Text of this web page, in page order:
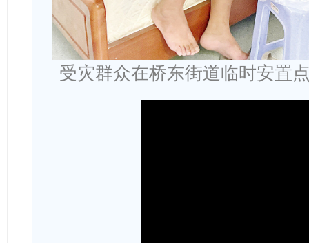
受灾群众在桥东街道临时安置